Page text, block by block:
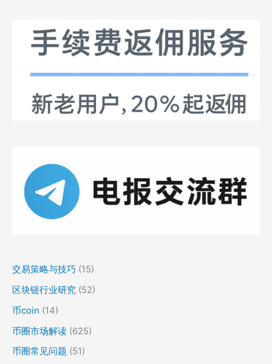
交易策略与技巧 (15)
区块链行业研究 (52)
币coin (14)
币圈市场解读 (625)
币圈常见问题 (51)